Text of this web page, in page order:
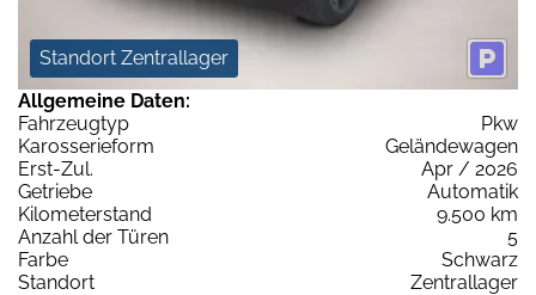
Standort Zentrallager
Allgemeine Daten:
Fahrzeugtyp
Pkw
Karosserieform
Geländewagen
Erst-Zul.
Apr / 2026
Getriebe
Automatik
Kilometerstand
9.500 km
Anzahl der Türen
5
Farbe
Schwarz
Standort
Zentrallager